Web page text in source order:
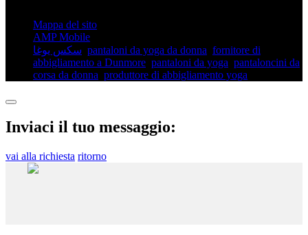
Mappa del sito
AMP Mobile
سكس يوغا pantaloni da yoga da donna fornitore di
abbigliamento a Dunmore pantaloni da yoga pantaloncini da
corsa da donna produttore di abbigliamento yoga
Inviaci il tuo messaggio:
vai alla richiesta ritorno